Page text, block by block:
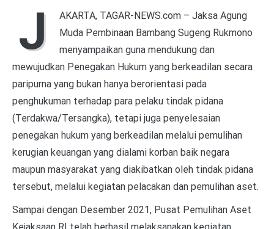
J
AKARTA, TAGAR-NEWS.com – Jaksa Agung
Muda Pembinaan Bambang Sugeng Rukmono
menyampaikan guna mendukung dan
mewujudkan Penegakan Hukum yang berkeadilan secara
paripurna yang bukan hanya berorientasi pada
penghukuman terhadap para pelaku tindak pidana
(Terdakwa/Tersangka), tetapi juga penyelesaian
penegakan hukum yang berkeadilan melalui pemulihan
kerugian keuangan yang dialami korban baik negara
maupun masyarakat yang diakibatkan oleh tindak pidana
tersebut, melalui kegiatan pelacakan dan pemulihan aset.
Sampai dengan Desember 2021, Pusat Pemulihan Aset